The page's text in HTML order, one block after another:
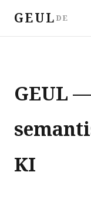
GEUL DE
GEUL
KI